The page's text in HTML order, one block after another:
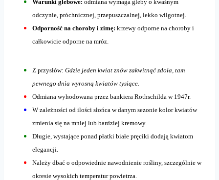
Warunki glebowe: odmiana wymaga gleby o kwaśnym
odczynie, próchnicznej, przepuszczalnej, lekko wilgotnej.
Odporność na choroby i zimę: krzewy odporne na choroby i
całkowicie odporne na mróz.
Z przysłów: Gdzie jeden kwiat znów zakwitnąć zdoła, tam
pewnego dnia wyrosną kwiatów tysiące.
Odmiana wyhodowana przez bankiera Rothschilda w 1947r.
W zależności od ilości słońca w danym sezonie kolor kwiatów
zmienia się na mniej lub bardziej kremowy.
Długie, wystające ponad płatki białe pręciki dodają kwiatom
elegancji.
Należy dbać o odpowiednie nawodnienie rośliny, szczególnie w
okresie wysokich temperatur powietrza.